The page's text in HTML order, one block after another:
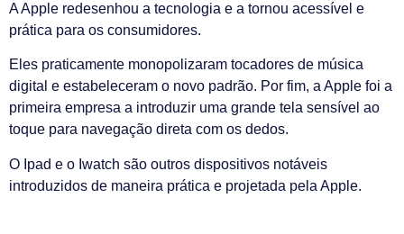
A Apple redesenhou a tecnologia e a tornou acessível e
prática para os consumidores.
Eles praticamente monopolizaram tocadores de música
digital e estabeleceram o novo padrão. Por fim, a Apple foi a
primeira empresa a introduzir uma grande tela sensível ao
toque para navegação direta com os dedos.
O Ipad e o Iwatch são outros dispositivos notáveis
introduzidos de maneira prática e projetada pela Apple.